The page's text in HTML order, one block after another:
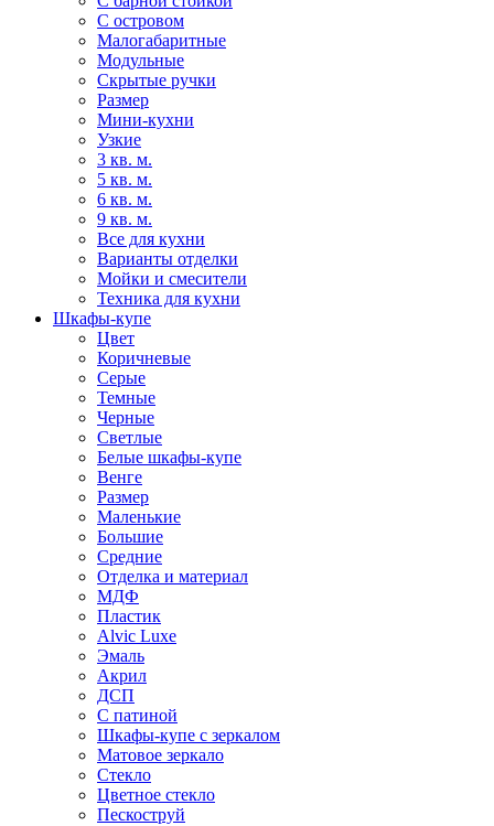
С островом
Малогабаритные
Модульные
Скрытые ручки
Размер
Мини-кухни
Узкие
3 кв. м.
5 кв. м.
6 кв. м.
9 кв. м.
Все для кухни
Варианты отделки
Мойки и смесители
Техника для кухни
Шкафы-купе
Цвет
Коричневые
Серые
Темные
Черные
Светлые
Белые шкафы-купе
Венге
Размер
Маленькие
Большие
Средние
Отделка и материал
МДФ
Пластик
Alvic Luxe
Эмаль
Акрил
ДСП
С патиной
Шкафы-купе с зеркалом
Матовое зеркало
Стекло
Цветное стекло
Пескоструй